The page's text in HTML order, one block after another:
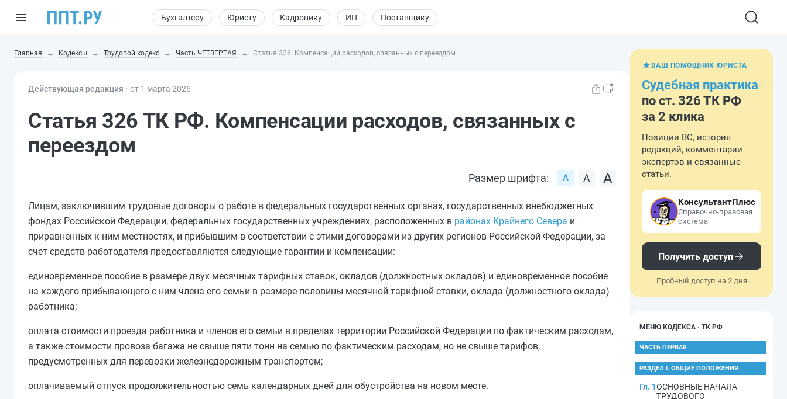
Бухгалтеру Юристу Кадровику ИП Поставщику
Главная Кодексы Трудовой кодекс Часть ЧЕТВЕРТАЯ Статья 326. Компенсации расходов, связанных с переездом
Действующая редакция ⸱ от 1 марта 2026
Статья 326 ТК РФ. Компенсации расходов, связанных с
переездом
Размер шрифта:
Лицам, заключившим трудовые договоры о работе в федеральных государственных органах, государственных внебюджетных
фондах Российской Федерации, федеральных государственных учреждениях, расположенных в районах Крайнего Севера и
приравненных к ним местностях, и прибывшим в соответствии с этими договорами из других регионов Российской Федерации, за
счет средств работодателя предоставляются следующие гарантии и компенсации:
единовременное пособие в размере двух месячных тарифных ставок, окладов (должностных окладов) и единовременное пособие
на каждого прибывающего с ним члена его семьи в размере половины месячной тарифной ставки, оклада (должностного оклада)
работника;
оплата стоимости проезда работника и членов его семьи в пределах территории Российской Федерации по фактическим расходам,
а также стоимости провоза багажа не свыше пяти тонн на семью по фактическим расходам, но не свыше тарифов,
предусмотренных для перевозки железнодорожным транспортом;
оплачиваемый отпуск продолжительностью семь календарных дней для обустройства на новом месте.
ВАШ ПОМОЩНИК ЮРИСТА
Судебная практика
по ст. 326 ТК РФ
за 2 клика
Позиции ВС, история
редакций, комментарии
экспертов и связанные
статьи.
КонсультантПлюс
Справочно-правовая
система
Получить доступ
Пробный доступ на 2 дня
МЕНЮ КОДЕКСА · ТК РФ
ЧАСТЬ ПЕРВАЯ
РАЗДЕЛ I. ОБЩИЕ ПОЛОЖЕНИЯ
Гл. 1ОСНОВНЫЕ НАЧАЛА
ТРУДОВОГО